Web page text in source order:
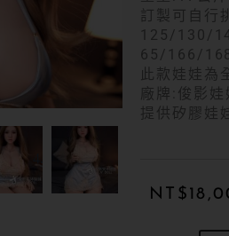
訂製可自行
125/130/
65/166/
此款娃娃為
廠牌:俊影娃
提供矽膠娃
NT$